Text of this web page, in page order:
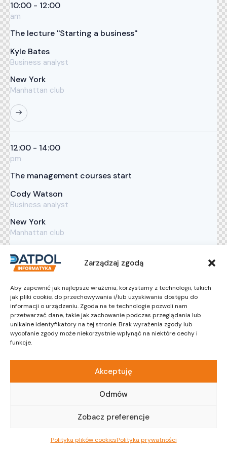
Zarządzaj zgodą
Aby zapewnić jak najlepsze wrażenia, korzystamy z technologii, takich
jak pliki cookie, do przechowywania i/lub uzyskiwania dostępu do
informacji o urządzeniu. Zgoda na te technologie pozwoli nam
przetwarzać dane, takie jak zachowanie podczas przeglądania lub
unikalne identyfikatory na tej stronie. Brak wyrażenia zgody lub
wycofanie zgody może niekorzystnie wpłynąć na niektóre cechy i
funkcje.
Akceptuję
Odmów
Zobacz preferencje
Polityka plików cookiesPolityka prywatności
10:00 - 12:00
am
The lecture ''Starting a business''
Kyle Bates
Business analyst
New York
Manhattan club
12:00 - 14:00
pm
The management courses start
Cody Watson
Business analyst
New York
Manhattan club
15:00 - 17:00
pm
The lecture ''Business analytics''
Elsie Taylor
Business analyst